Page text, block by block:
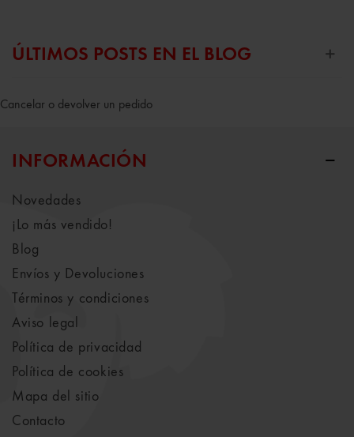
ÚLTIMOS POSTS EN EL BLOG
Cancelar o devolver un pedido
INFORMACIÓN
Novedades
¡Lo más vendido!
Blog
Envíos y Devoluciones
Términos y condiciones
Aviso legal
Política de privacidad
Política de cookies
Mapa del sitio
Contacto